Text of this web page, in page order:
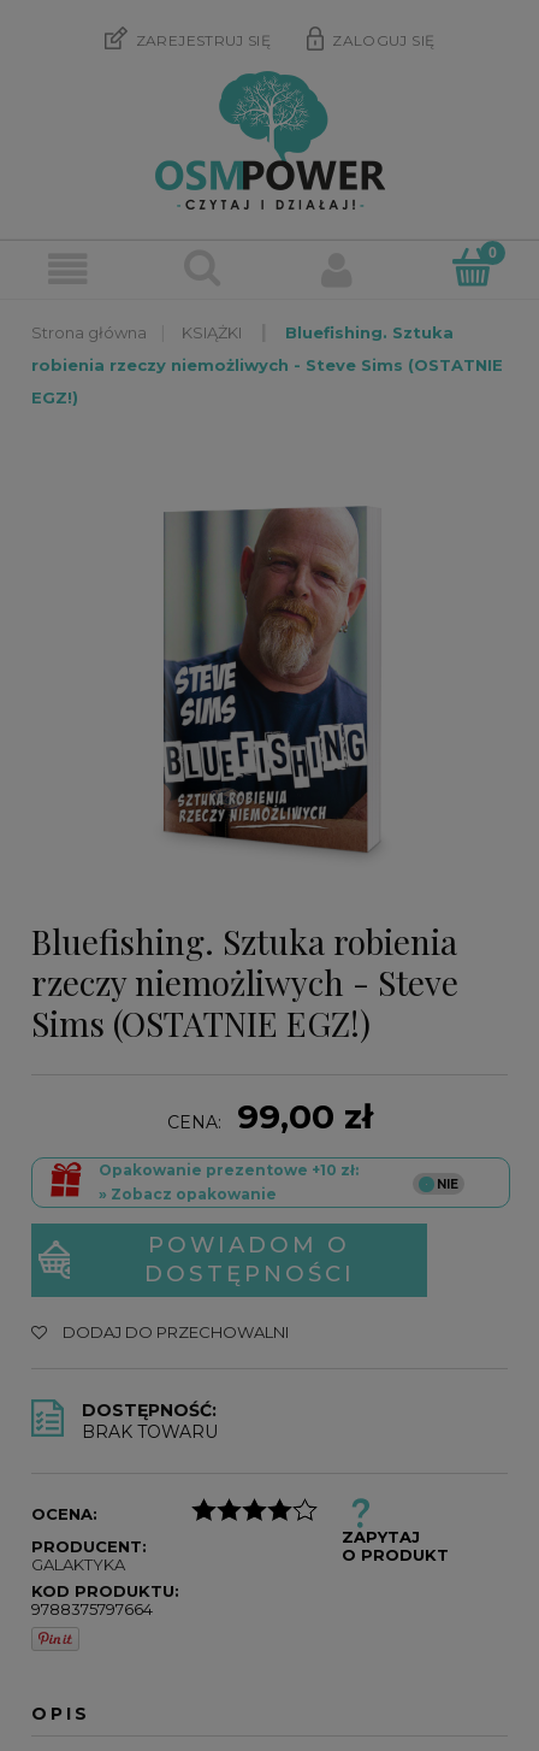
ZAREJESTRUJ SIĘ ZALOGUJ SIĘ
KSIĄŻKI
Bluefishing. Sztuka
robienia rzeczy niemożliwych - Steve Sims (OSTATNIE
EGZ!)
Bluefishing. Sztuka robienia
rzeczy niemożliwych - Steve
Sims (OSTATNIE EGZ!)
CENA: 99,00 zł
Opakowanie prezentowe +10 zł:
» Zobacz opakowanie
POWIADOM O
DOSTĘPNOŚCI
DODAJ DO PRZECHOWALNI
DOSTĘPNOŚĆ:
BRAK TOWARU
OCENA:
PRODUCENT:
GALAKTYKA
KOD PRODUKTU:
9788375797664
ZAPYTAJ
O PRODUKT
OPIS